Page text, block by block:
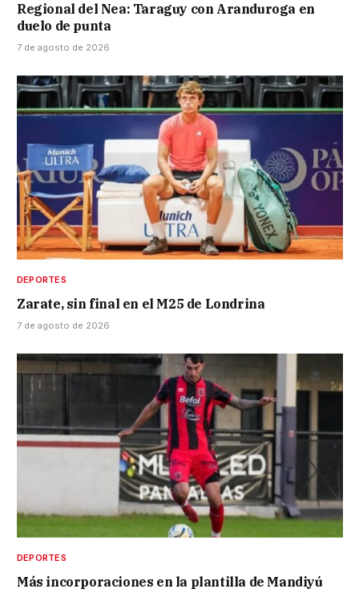
Regional del Nea: Taraguy con Aranduroga en
duelo de punta
7 de agosto de 2026
DEPORTES
Zarate, sin final en el M25 de Londrina
7 de agosto de 2026
DEPORTES
Más incorporaciones en la plantilla de Mandiyú